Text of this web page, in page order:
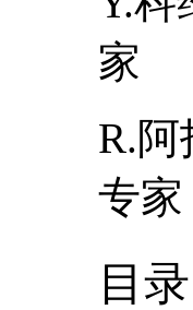
家
R.
专家
目录